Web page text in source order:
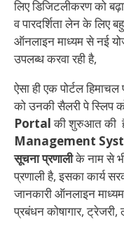
लिए डिजिटलीकरण को
व पारदर्शिता लेन के लिए
ऑनलाइन माध्यम से नई
उपलब्ध करवा रही है,
ऐसा ही एक पोर्टल
को उनकी सैलरी पे स्लिप
Portalकी शुरुआत की
Management
सूचना प्रणालीके नाम से
प्रणाली है, इसका कार्य
जानकारी ऑनलाइन
प्रबंधन कोषागार, ट्रेजरी,